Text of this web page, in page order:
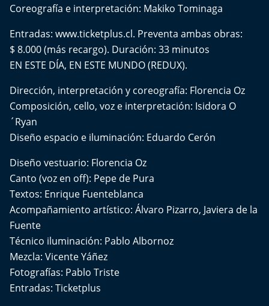
Coreografía e interpretación: Makiko Tominaga
Entradas: www.ticketplus.cl. Preventa ambas obras:
$ 8.000 (más recargo). Duración: 33 minutos
EN ESTE DÍA, EN ESTE MUNDO (REDUX).
Dirección, interpretación y coreografía: Florencia Oz
Composición, cello, voz e interpretación: Isidora O
´Ryan
Diseño espacio e iluminación: Eduardo Cerón
Diseño vestuario: Florencia Oz
Canto (voz en off): Pepe de Pura
Textos: Enrique Fuenteblanca
Acompañamiento artístico: Álvaro Pizarro, Javiera de la
Fuente
Técnico iluminación: Pablo Albornoz
Mezcla: Vicente Yáñez
Fotografías: Pablo Triste
Entradas: Ticketplus